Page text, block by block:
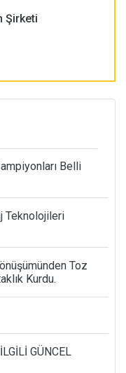
Şirketi
Belli
Teknolojileri
Toz
Kurdu.
GÜNCEL